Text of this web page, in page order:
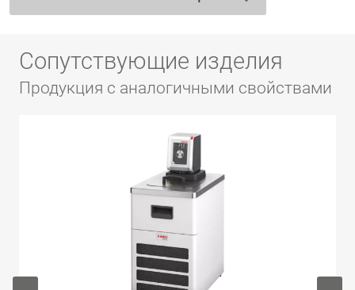
Сопутствующие изделия
Продукция с аналогичными свойствами